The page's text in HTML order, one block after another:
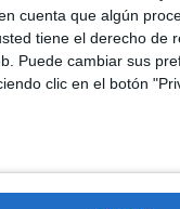
cuenta que algún
tiene el derecho de
Puede cambiar sus
clic en el botón
a la
la
una gran